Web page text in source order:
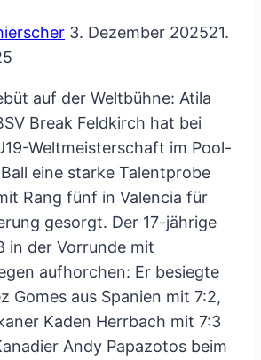
3. Dezember 202521.
auf der Weltbühne: Atila
Break Feldkirch hat bei
Weltmeisterschaft im Pool-
eine starke Talentprobe
Rang fünf in Valencia für
gesorgt. Der 17-jährige
in der Vorrunde mit
aufhorchen: Er besiegte
Gomes aus Spanien mit 7:2,
Kaden Herrbach mit 7:3
Andy Papazotos beim